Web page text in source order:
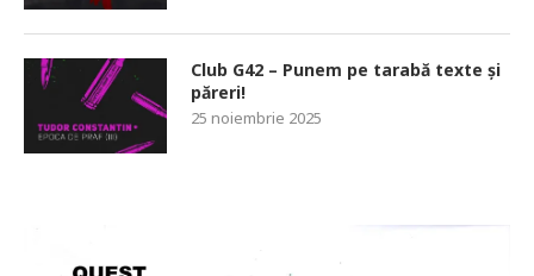
Club G42 – Punem pe tarabă texte și
păreri!
25 noiembrie 2025